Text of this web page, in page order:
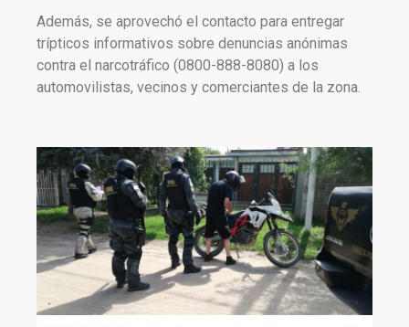
Además, se aprovechó el contacto para entregar
trípticos informativos sobre denuncias anónimas
contra el narcotráfico (0800-888-8080) a los
automovilistas, vecinos y comerciantes de la zona.